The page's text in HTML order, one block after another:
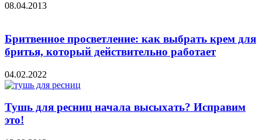
08.04.2013
Бритвенное просветление: как выбрать крем для
бритья, который действительно работает
04.02.2022
Тушь для ресниц начала высыхать? Исправим
это!